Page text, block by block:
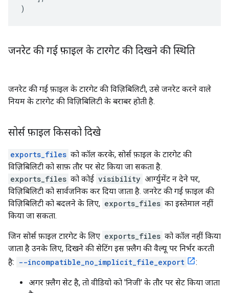
)
जनरेट की गई फ़ाइल के टारगेट की दिखने की स्थिति
जनरेट की गई फ़ाइल के टारगेट की विज़िबिलिटी, उसे जनरेट करने वाले
नियम के टारगेट की विज़िबिलिटी के बराबर होती है.
सोर्स फ़ाइल किसको दिखे
exports_files को कॉल करके, सोर्स फ़ाइल के टारगेट की
विज़िबिलिटी को साफ़ तौर पर सेट किया जा सकता है.
exports_files को कोई visibility आर्ग्युमेंट न देने पर,
विज़िबिलिटी को सार्वजनिक कर दिया जाता है. जनरेट की गई फ़ाइल की
विज़िबिलिटी को बदलने के लिए, exports_files का इस्तेमाल नहीं
किया जा सकता.
जिन सोर्स फ़ाइल टारगेट के लिए exports_files को कॉल नहीं किया
जाता है उनके लिए, दिखने की सेटिंग इस फ़्लैग की वैल्यू पर निर्भर करती
है: --incompatible_no_implicit_file_export :
अगर फ़्लैग सेट है, तो वीडियो को 'निजी' के तौर पर सेट किया जाता